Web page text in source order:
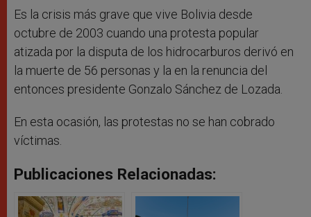
Es la crisis más grave que vive Bolivia desde
octubre de 2003 cuando una protesta popular
atizada por la disputa de los hidrocarburos derivó en
la muerte de 56 personas y la en la renuncia del
entonces presidente Gonzalo Sánchez de Lozada.
En esta ocasión, las protestas no se han cobrado
víctimas.
Publicaciones Relacionadas: